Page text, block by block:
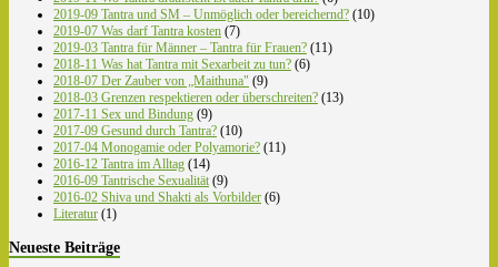
2019-09 Tantra und SM – Unmöglich oder bereichernd? (10)
2019-07 Was darf Tantra kosten (7)
2019-03 Tantra für Männer – Tantra für Frauen? (11)
2018-11 Was hat Tantra mit Sexarbeit zu tun? (6)
2018-07 Der Zauber von „Maithuna" (9)
2018-03 Grenzen respektieren oder überschreiten? (13)
2017-11 Sex und Bindung (9)
2017-09 Gesund durch Tantra? (10)
2017-04 Monogamie oder Polyamorie? (11)
2016-12 Tantra im Alltag (14)
2016-09 Tantrische Sexualität (9)
2016-02 Shiva und Shakti als Vorbilder (6)
Literatur (1)
Neueste Beiträge